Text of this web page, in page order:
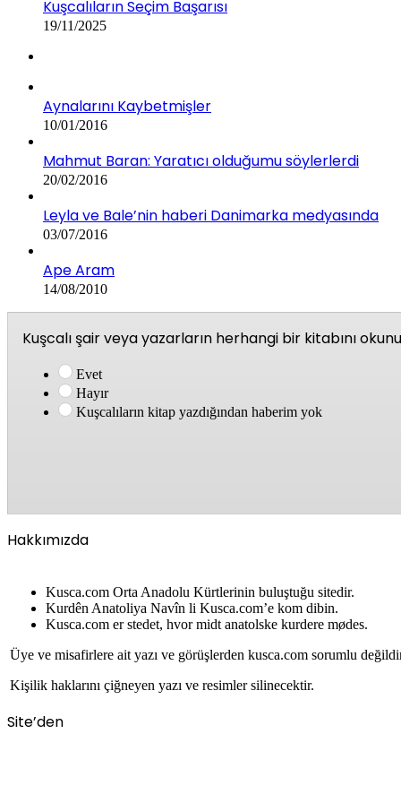
Kuşcalıların Seçim Başarısı
19/11/2025
Aynalarını Kaybetmişler
10/01/2016
Mahmut Baran: Yaratıcı olduğumu söylerlerdi
20/02/2016
Leyla ve Bale’nin haberi Danimarka medyasında
03/07/2016
Ape Aram
14/08/2010
Kuşcalı şair veya yazarların herhangi bir kitabını
Evet
Hayır
Kuşcalıların kitap yazdığından haberim yok
Hakkımızda
Kusca.com Orta Anadolu Kürtlerinin buluştuğu sitedir.
Kurdên Anatoliya Navîn li Kusca.com’e kom dibin.
Kusca.com er stedet, hvor midt anatolske kurdere mødes.
Üye ve misafirlere ait yazı ve görüşlerden kusca.com sorumlu
Kişilik haklarını çiğneyen yazı ve resimler silinecektir.
Site’den